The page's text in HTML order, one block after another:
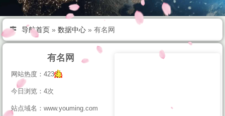
导航首页 » 数据中心 » 有名网
有名网
网站热度：423
今日浏览：4次
站点域名：www.youming.com